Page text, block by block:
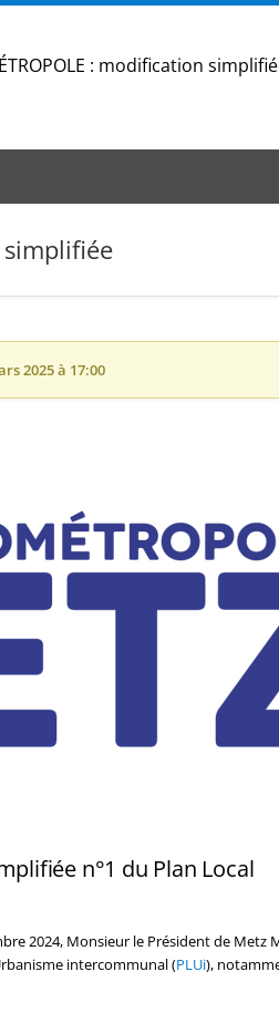
: modification
2025 à 17:00
n°1 du Plan Local
2024, Monsieur le Président de Metz
intercommunal (PLUi),